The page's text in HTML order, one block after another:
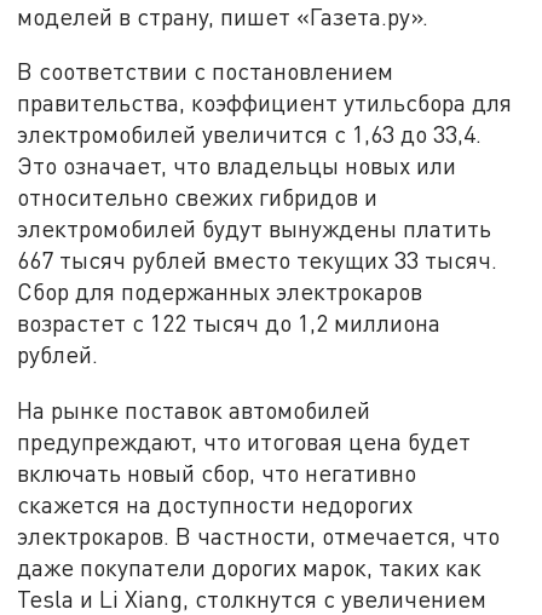
моделей в страну, пишет «Газета.ру».
В соответствии с постановлением
правительства, коэффициент утильсбора для
электромобилей увеличится с 1,63 до 33,4.
Это означает, что владельцы новых или
относительно свежих гибридов и
электромобилей будут вынуждены платить
667 тысяч рублей вместо текущих 33 тысяч.
Сбор для подержанных электрокаров
возрастет с 122 тысяч до 1,2 миллиона
рублей.
На рынке поставок автомобилей
предупреждают, что итоговая цена будет
включать новый сбор, что негативно
скажется на доступности недорогих
электрокаров. В частности, отмечается, что
даже покупатели дорогих марок, таких как
Tesla и Li Xiang, столкнутся с увеличением